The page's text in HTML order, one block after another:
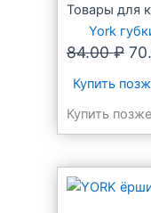
Товары для
York
84.00₽
Купить
Купить позже